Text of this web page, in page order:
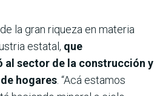
la gran riqueza en materia
estatal, que
al sector de la construcción y
hogares. “Acá estamos